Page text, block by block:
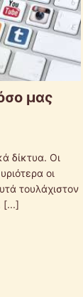
μας
δίκτυα. Οι
οι
τουλάχιστον
[...]